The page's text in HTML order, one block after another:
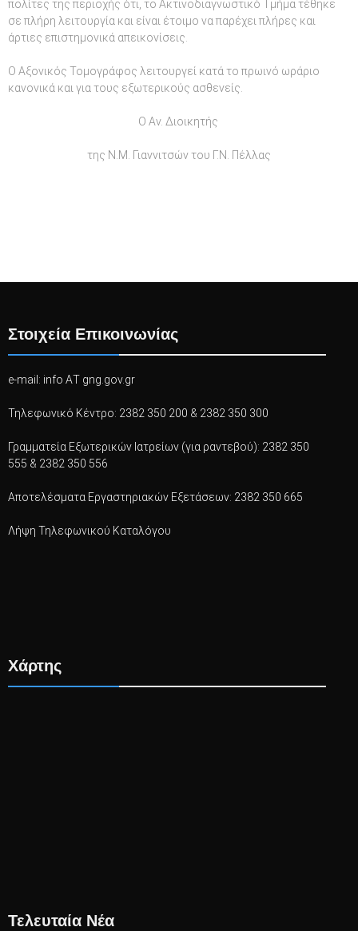
πολίτες της περιοχής ότι, το Ακτινοδιαγνωστικό Τμήμα τέθηκε
σε πλήρη λειτουργία και είναι έτοιμο να παρέχει πλήρες και
άρτιες επιστημονικά απεικονίσεις.
Ο Αξονικός Τομογράφος λειτουργεί κατά το πρωινό ωράριο
κανονικά και για τους εξωτερικούς ασθενείς.
Ο Αν. Διοικητής
της Ν.Μ. Γιαννιτσών του Γ.Ν. Πέλλας
Στοιχεία Επικοινωνίας
e-mail: info ΑΤ gng.gov.gr
Τηλεφωνικό Κέντρο: 2382 350 200 & 2382 350 300
Γραμματεία Εξωτερικών Ιατρείων (για ραντεβού): 2382 350
555 & 2382 350 556
Αποτελέσματα Εργαστηριακών Εξετάσεων: 2382 350 665
Λήψη Τηλεφωνικού Καταλόγου
Χάρτης
Τελευταία Νέα